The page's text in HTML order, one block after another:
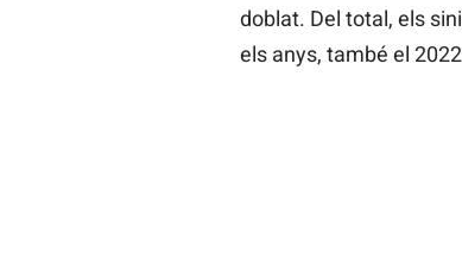
doblat. Del total, els
els anys, també el